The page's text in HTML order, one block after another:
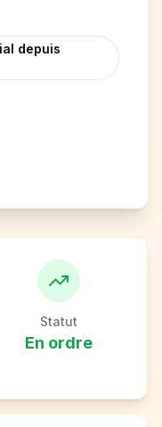
depuis
Statut
En ordre